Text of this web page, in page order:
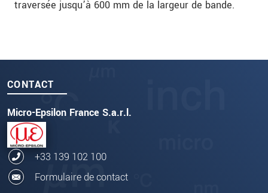
traversée jusqu’à 600 mm de la largeur de bande.
CONTACT
Micro-Epsilon France S.a.r.l.
+33 139 102 100
Formulaire de contact